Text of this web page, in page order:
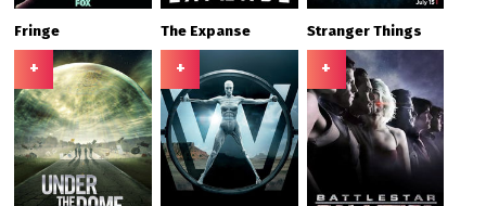
Fringe The Expanse Stranger Things
+ + +